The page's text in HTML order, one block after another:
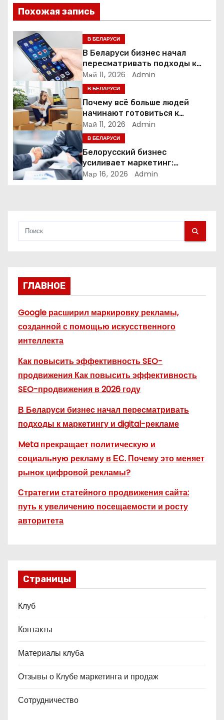
и
я
п
з
а
п
и
с
Похожая запись
В БЕЛАРУСИ
В Беларуси бизнес начал
пересматривать подходы к
маркетингу и digital-рекламе
Май 11, 2026 Admin
В БЕЛАРУСИ
Почему всё больше людей
начинают готовиться к
переезду заранее
Май 11, 2026 Admin
В БЕЛАРУСИ
Белорусский бизнес
усиливает маркетинг:
компании меняют стратегии
Мар 16, 2026 Admin
ГЛАВНОЕ
Google расширил маркировку рекламы,
созданной с помощью искусственного
интеллекта
Как повысить эффективность SEO-
продвижения Как повысить эффективность
SEO-продвижения в 2026 году
В Беларуси бизнес начал пересматривать
подходы к маркетингу и digital-рекламе
Meta прекращает политическую и
социальную рекламу в ЕС. Почему это меняет
рынок цифровой рекламы?
Стратегии статейного продвижения сайта:
путь к увеличению посещаемости и росту
авторитета
Страницы
Клуб
Контакты
Материалы клуба
Отзывы о Клубе маркетинга и продаж
Сотрудничество